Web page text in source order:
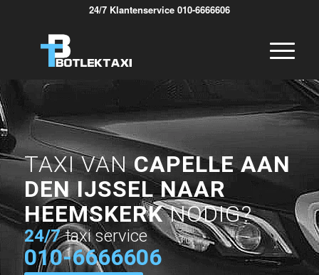
24/7 Klantenservice 010-6666606
TAXI VANCAPELLE AAN
DEN IJSSEL NAAR
HEEMSKERKNODIG?
24/7 taxi service
010-6666606